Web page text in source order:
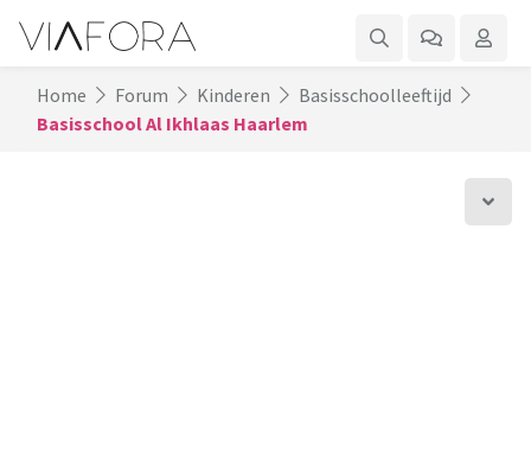
Home Forum Kinderen
Basisschoolleeftijd
Basisschool Al Ikhlaas Haarlem